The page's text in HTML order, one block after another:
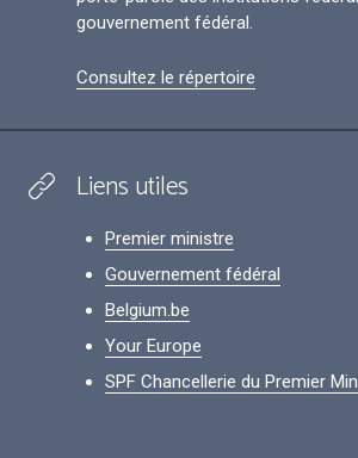
gouvernement fédéral.
Consultez le répertoire
Liens utiles
Premier ministre
Gouvernement fédéral
Belgium.be
Your Europe
SPF Chancellerie du Premier